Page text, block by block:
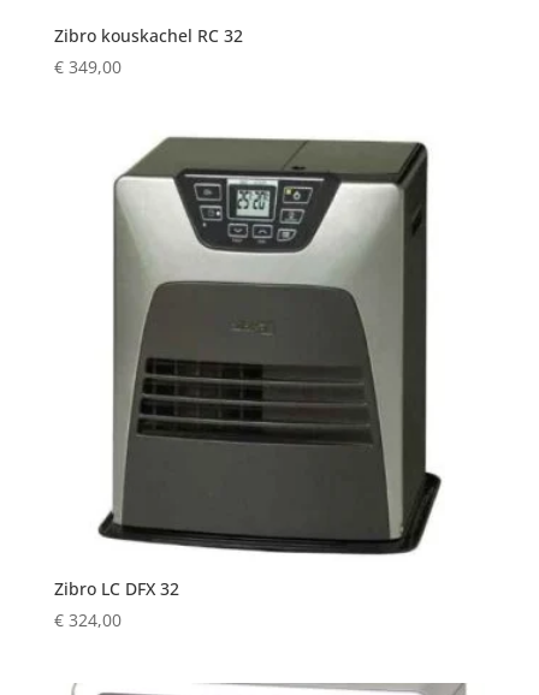
Zibro kouskachel RC 32
€349,00
Zibro LC DFX 32
€324,00